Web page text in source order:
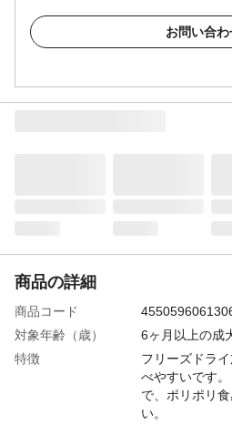
お問い合わ
商品の詳細
商品コード
対象年齢（歳）
6ヶ月以上の成
特徴
フリーズドラ
べやすいです
で、ポリポリ
い。